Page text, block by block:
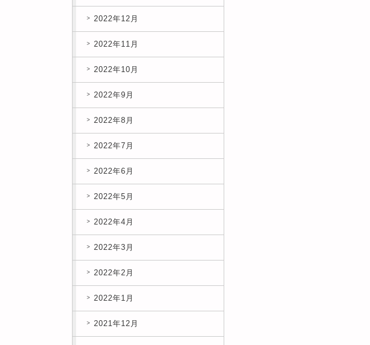
2022年12月
2022年11月
2022年10月
2022年9月
2022年8月
2022年7月
2022年6月
2022年5月
2022年4月
2022年3月
2022年2月
2022年1月
2021年12月